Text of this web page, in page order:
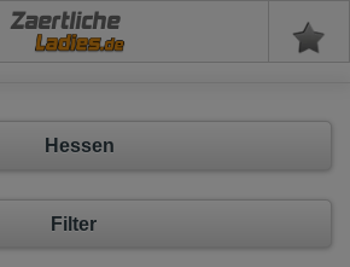
Zaertliche
Hessen
Filter